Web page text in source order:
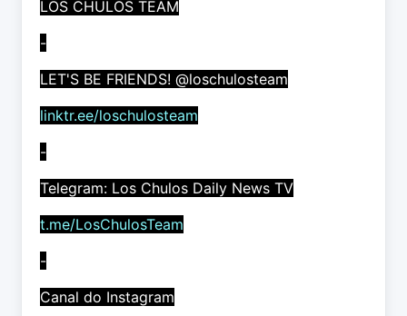
LOS CHULOS TEAM
-
LET'S BE FRIENDS! @loschulosteam
linktr.ee/loschulosteam
-
Telegram: Los Chulos Daily News TV
t.me/LosChulosTeam
-
Canal do Instagram